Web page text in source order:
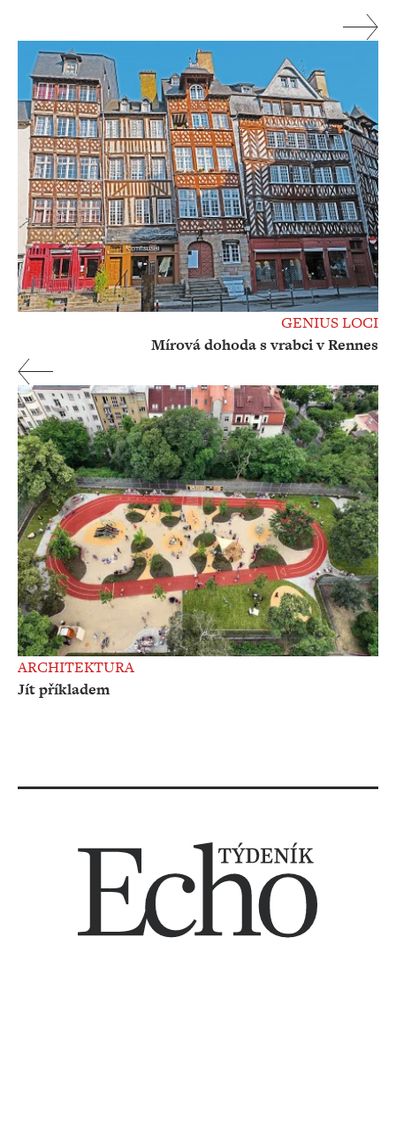
GENIUS LOCI
Mírová dohoda s vrabci v Rennes
ARCHITEKTURA
Jít příkladem